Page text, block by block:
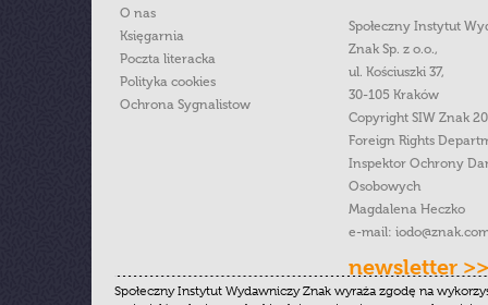
O nas
Księgarnia
Poczta literacka
Polityka cookies
Ochrona Sygnalistow
Społeczny Instytut
Znak Sp. z o.o.,
ul. Kościuszki 37,
30-105 Kraków
Copyright SIW Znak
Foreign Rights
Inspektor Ochrony
Osobowych
Magdalena Heczko
e-mail:
newsletter >>
Społeczny Instytut Wydawniczy Znak wyraża zgodę na